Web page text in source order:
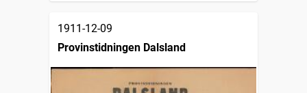
1911-12-09
Provinstidningen Dalsland